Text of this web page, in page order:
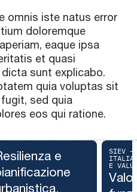
omnis iste natus error
doloremque
eaque ipsa
et quasi
sunt explicabo.
quia voluptas sit
sed quia
eos qui ratione.
e
SIEV –
E